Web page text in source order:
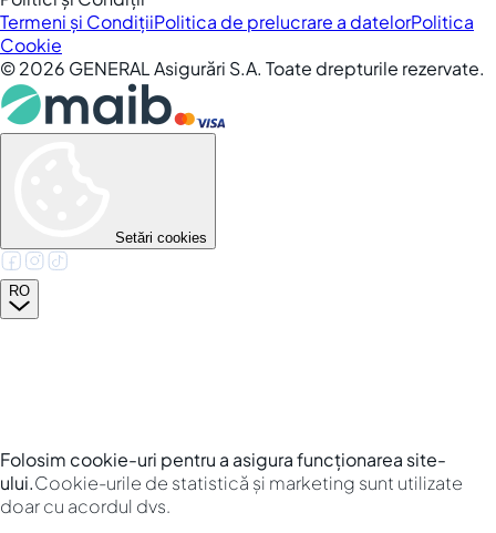
Termeni și CondițiiPolitica de prelucrare a datelorPolitica
Cookie
©2026 GENERAL Asigurări S.A. Toate drepturile rezervate.
Setări cookies
RO
Folosim cookie-uri pentru a asigura funcționarea site-
ului.Cookie-urile de statistică și marketing sunt utilizate
doar cu acordul dvs.